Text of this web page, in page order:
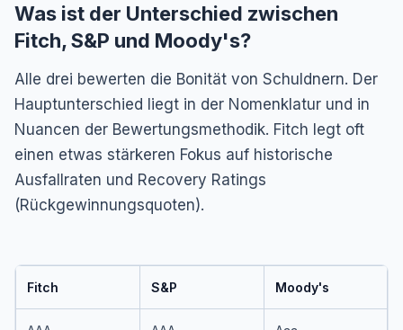
Was ist der Unterschied zwischen
Fitch, S&P und Moody's?
Alle drei bewerten die Bonität von Schuldnern. Der
Hauptunterschied liegt in der Nomenklatur und in
Nuancen der Bewertungsmethodik. Fitch legt oft
einen etwas stärkeren Fokus auf historische
Ausfallraten und Recovery Ratings
(Rückgewinnungsquoten).
Fitch S&P Moody's